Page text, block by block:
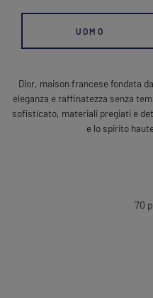
UOMO
Dior, maison francese fondata
eleganza e raffinatezza senza
sofisticato, materiali pregiati e
e lo spirito
70